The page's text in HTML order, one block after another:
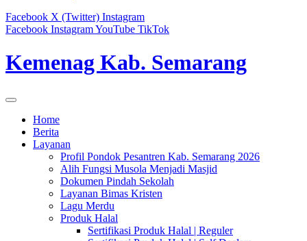
Facebook X (Twitter) Instagram
Facebook InstagramYouTube TikTok
Kemenag Kab. Semarang
Home
Berita
Layanan
Profil Pondok Pesantren Kab. Semarang 2026
Alih Fungsi Musola Menjadi Masjid
Dokumen Pindah Sekolah
Layanan Bimas Kristen
Lagu Merdu
Produk Halal
Sertifikasi Produk Halal | Reguler